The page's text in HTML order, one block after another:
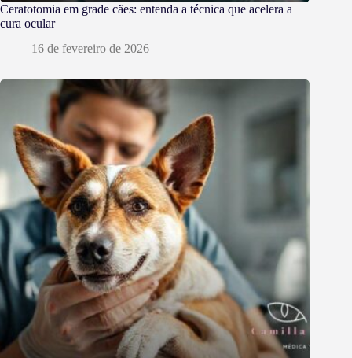
Ceratotomia em grade cães: entenda a técnica que acelera a
cura ocular
16 de fevereiro de 2026